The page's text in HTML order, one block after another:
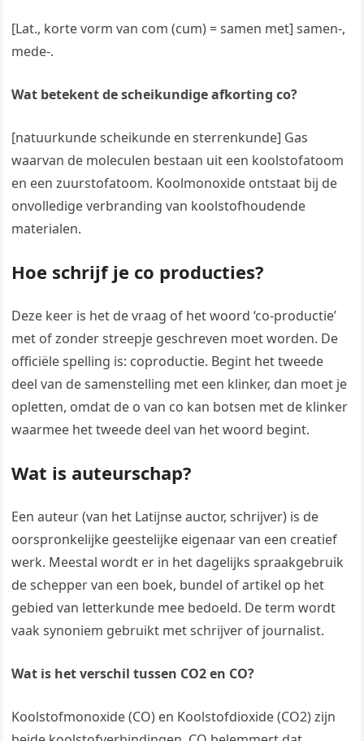
[Lat., korte vorm van com (cum) = samen met] samen-,
mede-.
Wat betekent de scheikundige afkorting co?
[natuurkunde scheikunde en sterrenkunde] Gas
waarvan de moleculen bestaan uit een koolstofatoom
en een zuurstofatoom. Koolmonoxide ontstaat bij de
onvolledige verbranding van koolstofhoudende
materialen.
Hoe schrijf je co producties?
Deze keer is het de vraag of het woord ‘co-productie’
met of zonder streepje geschreven moet worden. De
officiële spelling is: coproductie. Begint het tweede
deel van de samenstelling met een klinker, dan moet je
opletten, omdat de o van co kan botsen met de klinker
waarmee het tweede deel van het woord begint.
Wat is auteurschap?
Een auteur (van het Latijnse auctor, schrijver) is de
oorspronkelijke geestelijke eigenaar van een creatief
werk. Meestal wordt er in het dagelijks spraakgebruik
de schepper van een boek, bundel of artikel op het
gebied van letterkunde mee bedoeld. De term wordt
vaak synoniem gebruikt met schrijver of journalist.
Wat is het verschil tussen CO2 en CO?
Koolstofmonoxide (CO) en Koolstofdioxide (CO2) zijn